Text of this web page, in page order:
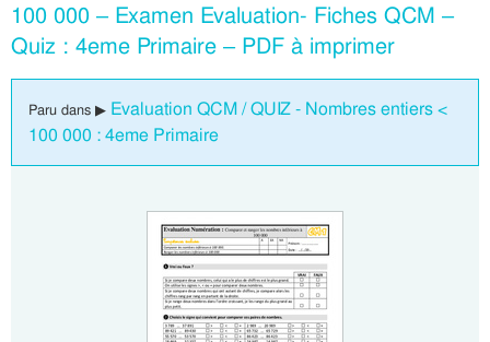
100 000 – Examen Evaluation- Fiches QCM –
Quiz : 4eme Primaire – PDF à imprimer
Paru dans ▶ Evaluation QCM / QUIZ - Nombres entiers <
100 000 : 4eme Primaire